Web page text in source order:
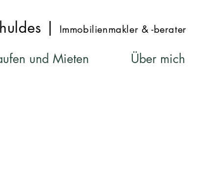
| Immobilienmakler & -berater
und Mieten Über mich